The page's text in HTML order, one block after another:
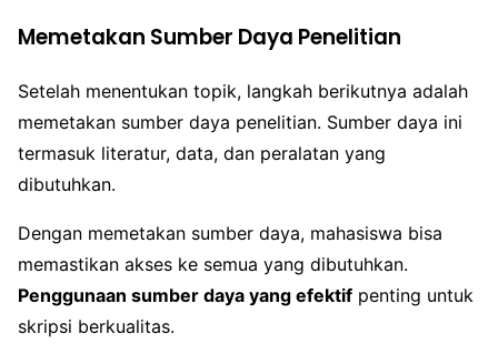
Memetakan Sumber Daya Penelitian
Setelah menentukan topik, langkah berikutnya adalah
memetakan sumber daya penelitian. Sumber daya ini
termasuk literatur, data, dan peralatan yang
dibutuhkan.
Dengan memetakan sumber daya, mahasiswa bisa
memastikan akses ke semua yang dibutuhkan.
Penggunaan sumber daya yang efektif penting untuk
skripsi berkualitas.